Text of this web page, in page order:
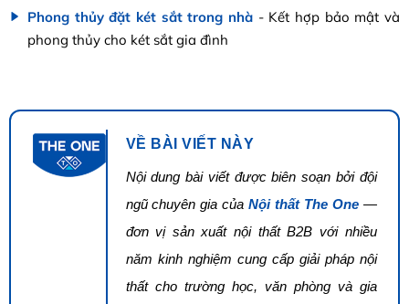
Phong thủy đặt két sắt trong nhà - Kết hợp bảo mật và
phong thủy cho két sắt gia đình
VỀ BÀI VIẾT NÀY
Nội dung bài viết được biên soạn bởi đội
ngũ chuyên gia của Nội thất The One—
đơn vị sản xuất nội thất B2B với nhiều
năm kinh nghiệm cung cấp giải pháp nội
thất cho trường học, văn phòng và gia